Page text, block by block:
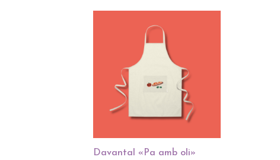
Davantal «Pa amb oli»